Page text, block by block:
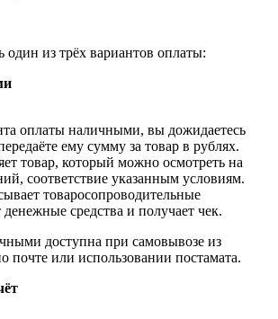
из трёх вариантов оплаты:
оплаты наличными, вы дожидаетесь
ему сумму за товар в рублях.
товар, который можно осмотреть на
соответствие указанным условиям.
товаросопроводительные
средства и получает чек.
доступна при самовывозе из
почте или использовании постамата.